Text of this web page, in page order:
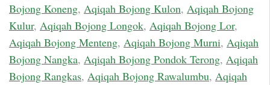
Bojong Koneng, Aqiqah Bojong Kulon, Aqiqah Bojong
Kulur, Aqiqah Bojong Longok, Aqiqah Bojong Lor,
Aqiqah Bojong Menteng, Aqiqah Bojong Murni, Aqiqah
Bojong Nangka, Aqiqah Bojong Pondok Terong, Aqiqah
Bojong Rangkas, Aqiqah Bojong Rawalumbu, Aqiqah